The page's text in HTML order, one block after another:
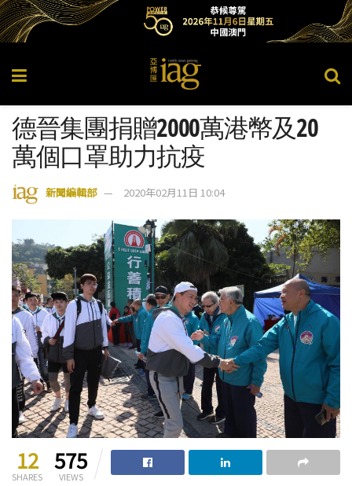
德晉集團捐贈2000萬港幣及20
萬個口罩助力抗疫
新聞編輯部 2020年02月11日 10:04
12
SHARES
575
VIEWS